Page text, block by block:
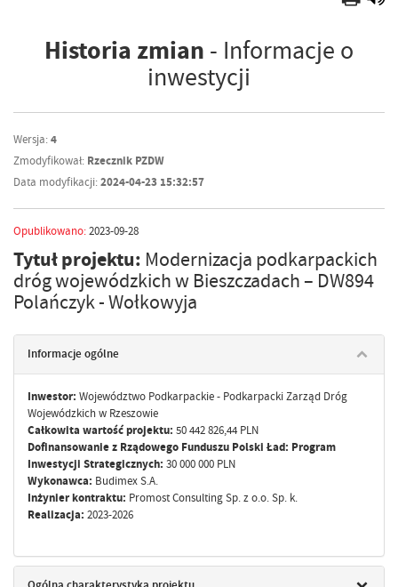
Historia zmian - Informacje o
inwestycji
Wersja:4
Zmodyfikował: Rzecznik PZDW
Data modyfikacji:2024-04-23 15:32:57
Opublikowano:2023-09-28
Tytuł projektu: Modernizacja podkarpackich
dróg wojewódzkich w Bieszczadach – DW894
Polańczyk - Wołkowyja
Informacje ogólne
Inwestor: Województwo Podkarpackie - Podkarpacki Zarząd Dróg
Wojewódzkich w Rzeszowie
Całkowita wartość projektu: 50 442 826,44 PLN
Dofinansowanie z Rządowego Funduszu Polski Ład: Program
Inwestycji Strategicznych: 30 000 000 PLN
Wykonawca: Budimex S.A.
Inżynier kontraktu: Promost Consulting Sp. z o.o. Sp. k.
Realizacja: 2023-2026